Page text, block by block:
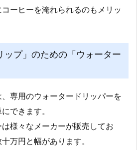
ーヒーを淹れられるのもメリッ
ップ」のための「ウォーター
専用のウォータードリッパーを
できます。
様々なメーカーが販売してお
万円と幅があります。